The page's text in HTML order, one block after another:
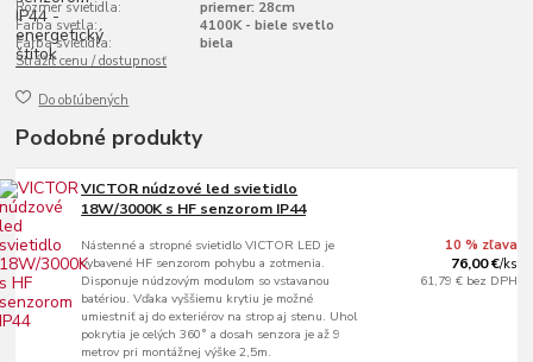
Rozmer svietidla:
priemer: 28cm
Farba svetla:
4100K - biele svetlo
Farba svietidla:
biela
Strážiť cenu / dostupnosť
Do obľúbených
Podobné produkty
VICTOR núdzové led svietidlo
18W/3000K s HF senzorom IP44
Nástenné a stropné svietidlo VICTOR LED je
vybavené HF senzorom pohybu a zotmenia.
Disponuje núdzovým modulom so vstavanou
batériou. Vďaka vyššiemu krytiu je možné
umiestniť aj do exteriérov na strop aj stenu. Uhol
pokrytia je celých 360˚ a dosah senzora je až 9
metrov pri montážnej výške 2,5m.
10 % zľava
76,00 €/ks
61,79 € bez DPH